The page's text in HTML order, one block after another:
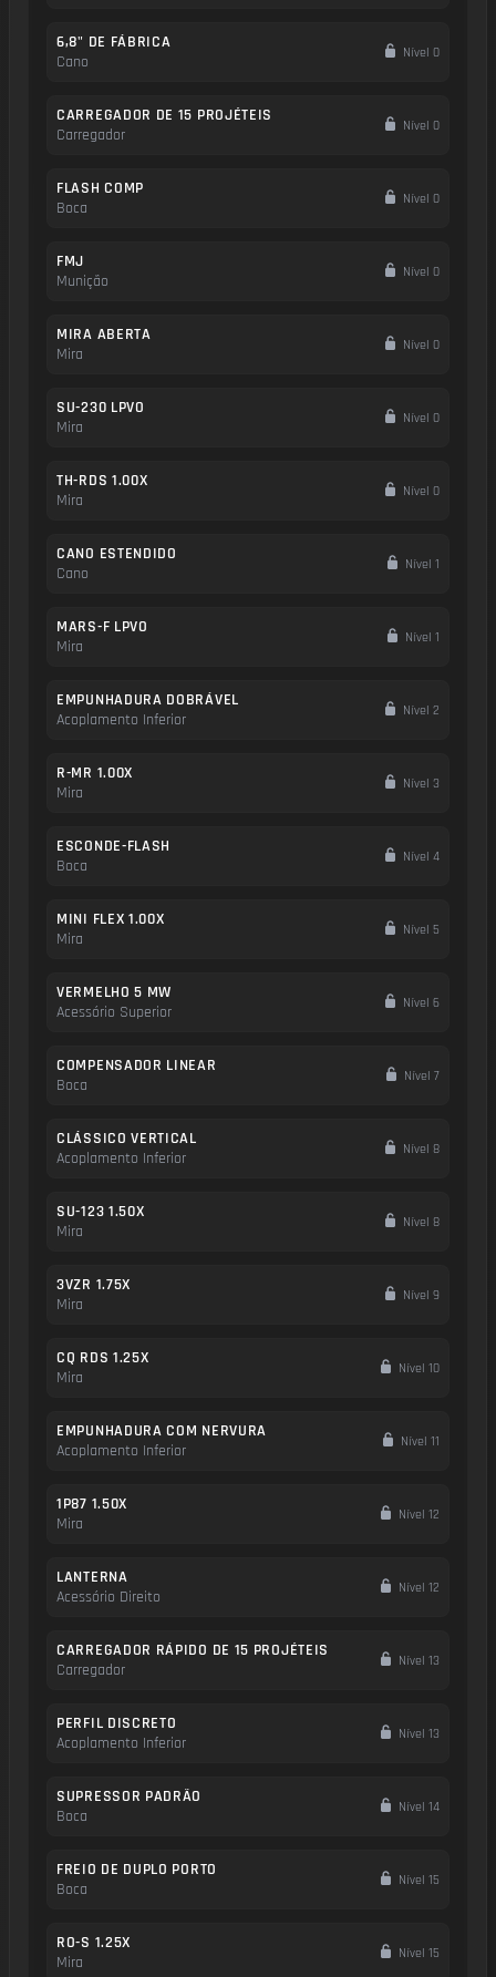
6,8" DE FÁBRICA
Cano
Nível 0
CARREGADOR DE 15 PROJÉTEIS
Carregador
Nível 0
FLASH COMP
Boca
Nível 0
FMJ
Munição
Nível 0
MIRA ABERTA
Mira
Nível 0
SU-230 LPVO
Mira
Nível 0
TH-RDS 1.00X
Mira
Nível 0
CANO ESTENDIDO
Cano
Nível 1
MARS-F LPVO
Mira
Nível 1
EMPUNHADURA DOBRÁVEL
Acoplamento Inferior
Nível 2
R-MR 1.00X
Mira
Nível 3
ESCONDE-FLASH
Boca
Nível 4
MINI FLEX 1.00X
Mira
Nível 5
VERMELHO 5 MW
Acessório Superior
Nível 6
COMPENSADOR LINEAR
Boca
Nível 7
CLÁSSICO VERTICAL
Acoplamento Inferior
Nível 8
SU-123 1.50X
Mira
Nível 8
3VZR 1.75X
Mira
Nível 9
CQ RDS 1.25X
Mira
Nível 10
EMPUNHADURA COM NERVURA
Acoplamento Inferior
Nível 11
1P87 1.50X
Mira
Nível 12
LANTERNA
Acessório Direito
Nível 12
CARREGADOR RÁPIDO DE 15 PROJÉTEIS
Carregador
Nível 13
PERFIL DISCRETO
Acoplamento Inferior
Nível 13
SUPRESSOR PADRÃO
Boca
Nível 14
FREIO DE DUPLO PORTO
Boca
Nível 15
RO-S 1.25X
Mira
Nível 15